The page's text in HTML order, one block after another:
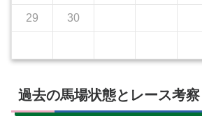
29 30
過去の馬場状態とレース考察